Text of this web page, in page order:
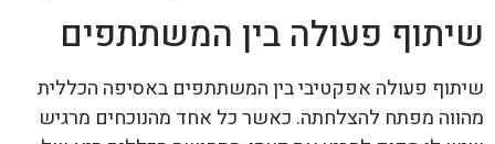
שיתוף פעולה בין המשתתפים
שיתוף פעולה אפקטיבי בין המשתתפים באסיפה הכללית
מהווה מפתח להצלחתה. כאשר כל אחד מהנוכחים מרגיש